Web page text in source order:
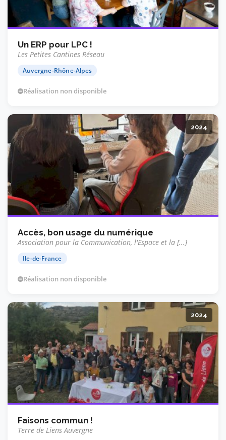
Un ERP pour LPC !
Les Petites Cantines Réseau
Auvergne-Rhône-Alpes
Réalisation non disponible
2024
Accès, bon usage du numérique
Association pour la Communication, l'Espace et la [...]
Ile-de-France
Réalisation non disponible
2024
Faisons commun !
Terre de Liens Auvergne